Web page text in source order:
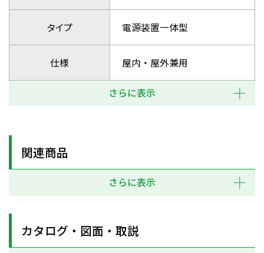
タイプ 電源装置一体型
仕様 屋内・屋外兼用
さらに表示
関連商品
さらに表示
カタログ・図面・取説